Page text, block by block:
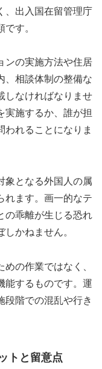
、出入国在留管理庁
す。
ンの実施方法や住居
、相談体制の整備な
しなければなりませ
実施するか、誰が担
われることになりま
象となる外国人の属
れます。画一的なテ
の乖離が生じる恐れ
かねません。
の作業ではなく、
能するものです。運
段階での混乱や行き
トと留意点